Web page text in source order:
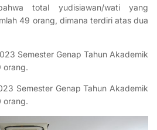
total yudisiawan/wati yang
49 orang, dimana terdiri atas dua
Semester Genap Tahun Akademik
orang.
Semester Genap Tahun Akademik
orang.